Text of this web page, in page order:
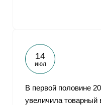
14
июл
В первой половине
увеличила